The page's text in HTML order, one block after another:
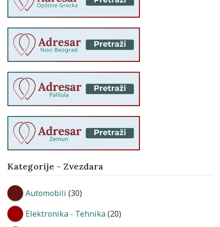
Kategorije - Zvezdara
Automobili (30)
Elektronika - Tehnika(20)